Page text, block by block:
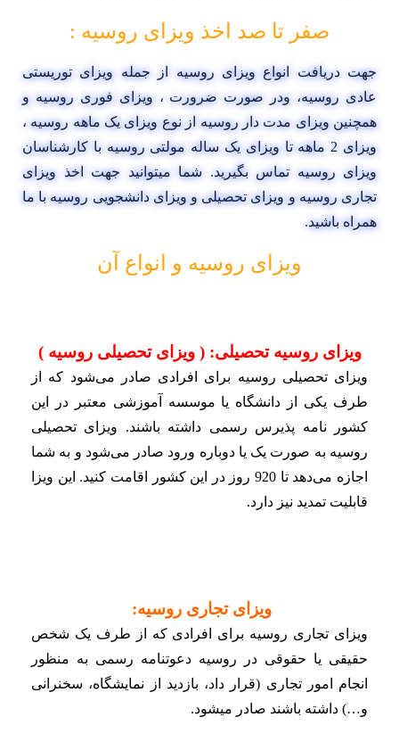
صفر تا صد اخذ ویزای روسیه :
جهت دریافت انواع ویزای روسیه از جمله ویزای توریستی
عادی روسیه، ودر صورت ضرورت ، ویزای فوری روسیه و
همچنین ویزای مدت دار روسیه از نوع ویزای یک ماهه روسیه ،
ویزای 2 ماهه تا ویزای یک ساله مولتی روسیه با کارشناسان
ویزای روسیه تماس بگیرید. شما میتوانید جهت اخذ ویزای
تجاری روسیه و ویزای تحصیلی و ویزای دانشجویی روسیه با ما
همراه باشید.
ویزای روسیه و انواع آن
ویزای روسیه تحصیلی: ( ویزای تحصیلی روسیه )
ویزای تحصیلی روسیه برای افرادی صادر می‌شود که از
طرف یکی از دانشگاه یا موسسه آموزشی معتبر در این
کشور نامه پذیرس رسمی داشته باشند. ویزای تحصیلی
روسیه به صورت یک یا دوباره ورود صادر می‌شود و به شما
اجازه می‌دهد تا 920 روز در این کشور اقامت کنید. این ویزا
قابلیت تمدید نیز دارد.
ویزای تجاری روسیه:
ویزای تجاری روسیه برای افرادی که از طرف یک شخص
حقیقی یا حقوقی در روسیه دعوتنامه رسمی به منظور
انجام امور تجاری (قرار داد، بازدید از نمایشگاه، سخنرانی
و…) داشته باشند صادر میشود.